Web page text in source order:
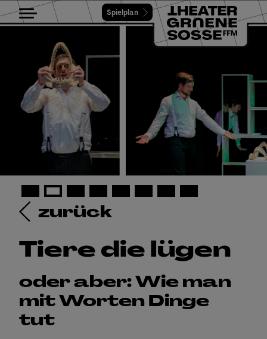
Toggle navigationSpielplan
zurück
Tiere die lügen
oder aber: Wie man
mit Worten Dinge
tut